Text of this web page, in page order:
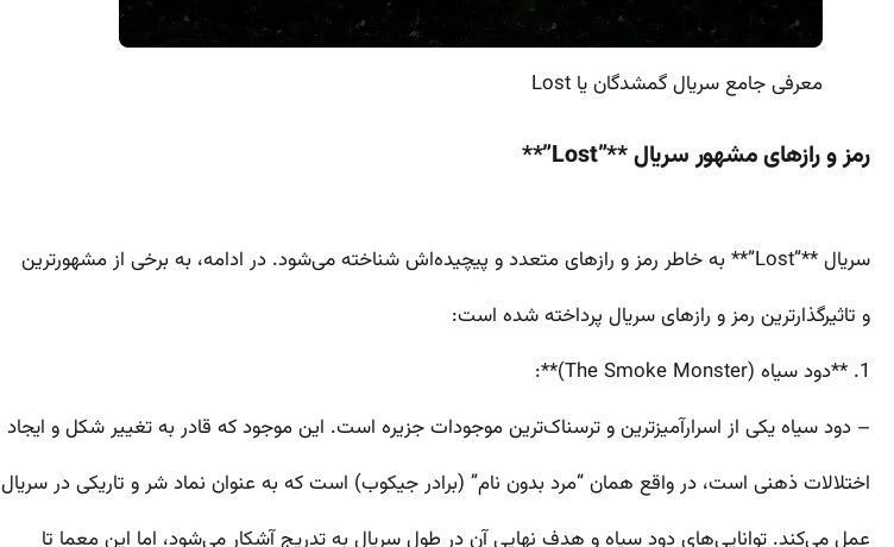
معرفی جامع سریال گمشدگان یا Lost
رمز و رازهای مشهور سریال **”Lost”**
سریال **”Lost”** به خاطر رمز و رازهای متعدد و پیچیده‌اش شناخته می‌شود. در ادامه، به برخی از مشهورترین
و تاثیرگذارترین رمز و رازهای سریال پرداخته شده است:
1. **دود سیاه (The Smoke Monster)**:
– دود سیاه یکی از اسرارآمیزترین و ترسناک‌ترین موجودات جزیره است. این موجود که قادر به تغییر شکل و ایجاد
اختلالات ذهنی است، در واقع همان “مرد بدون نام” (برادر جیکوب) است که به عنوان نماد شر و تاریکی در سریال
عمل می‌کند. توانایی‌های دود سیاه و هدف نهایی آن در طول سریال به تدریج آشکار می‌شود، اما این معما تا